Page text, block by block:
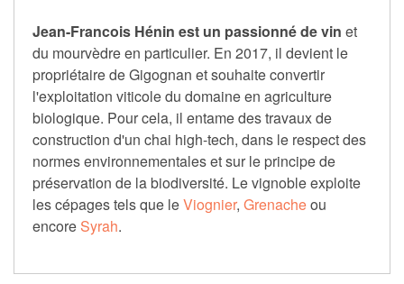
Jean-Francois Hénin est un passionné de vin et
du mourvèdre en particulier. En 2017, il devient le
propriétaire de Gigognan et souhaite convertir
l'exploitation viticole du domaine en agriculture
biologique. Pour cela, il entame des travaux de
construction d'un chai high-tech, dans le respect des
normes environnementales et sur le principe de
préservation de la biodiversité. Le vignoble exploite
les cépages tels que leViognier, Grenacheou
encore Syrah.